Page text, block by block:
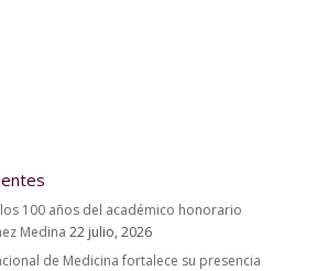
100 años del académico honorario
Medina 22 julio, 2026
de Medicina fortalece su presencia